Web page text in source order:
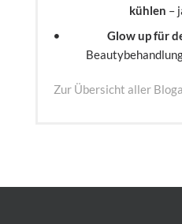
kühlen –
Glow up für
Zur Übersicht aller